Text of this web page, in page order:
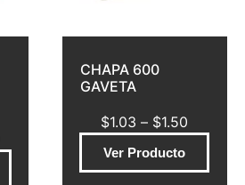
CHAPA 600
GAVETA
$1.03 – $1.50
Ver Producto